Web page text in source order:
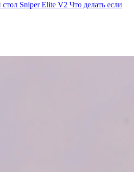
Sniper Elite V2 Что делать если